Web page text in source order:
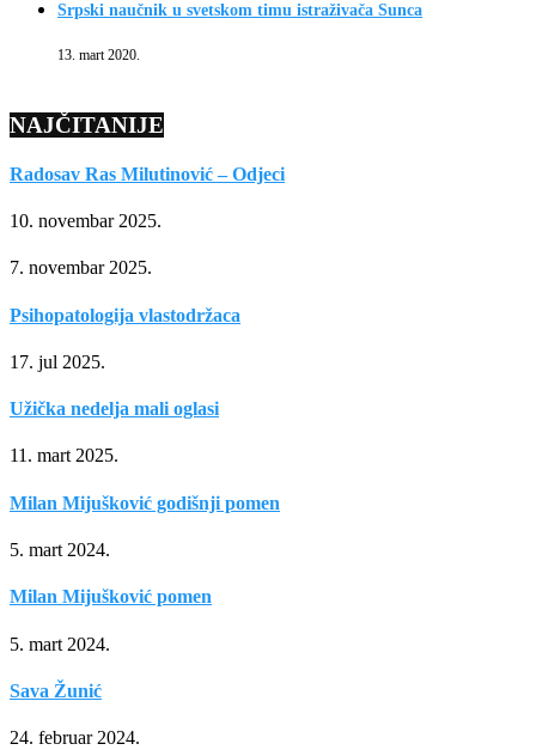
Srpski naučnik u svetskom timu istraživača Sunca
13. mart 2020.
NAJČITANIJE
Radosav Ras Milutinović – Odjeci
10. novembar 2025.
7. novembar 2025.
Psihopatologija vlastodržaca
17. jul 2025.
Užička nedelja mali oglasi
11. mart 2025.
Milan Mijušković godišnji pomen
5. mart 2024.
Milan Mijušković pomen
5. mart 2024.
Sava Žunić
24. februar 2024.